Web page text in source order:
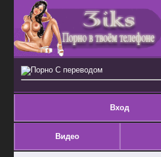
Порно С переводом
Вход
Видео